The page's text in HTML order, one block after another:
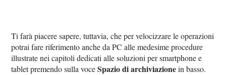
Ti farà piacere sapere, tuttavia, che per velocizzare le operazioni
potrai fare riferimento anche da PC alle medesime procedure
illustrate nei capitoli dedicati alle soluzioni per smartphone e
tablet premendo sulla voceSpazio di archiviazionein basso.